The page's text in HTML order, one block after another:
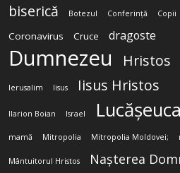
biserică Botezul Conferință Copii
Coronavirus
Cruce dragoste
Dumnezeu Hristos
Ierusalim Iisus Iisus Hristos
Ilarion Boian Israel Lucășeuca
mamă Mitropolia Mitropolia Moldovei;
Mântuitorul Hristos Nașterea